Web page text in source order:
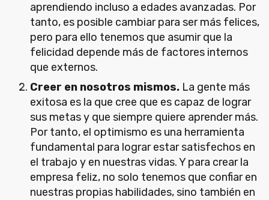
aprendiendo incluso a edades avanzadas. Por
tanto, es posible cambiar para ser más felices,
pero para ello tenemos que asumir que la
felicidad depende más de factores internos
que externos.
Creer en nosotros mismos.La gente más
exitosa es la que cree que es capaz de lograr
sus metas y que siempre quiere aprender más.
Por tanto, el optimismo es una herramienta
fundamental para lograr estar satisfechos en
el trabajo y en nuestras vidas. Y para crear la
empresa feliz, no solo tenemos que confiar en
nuestras propias habilidades, sino también en